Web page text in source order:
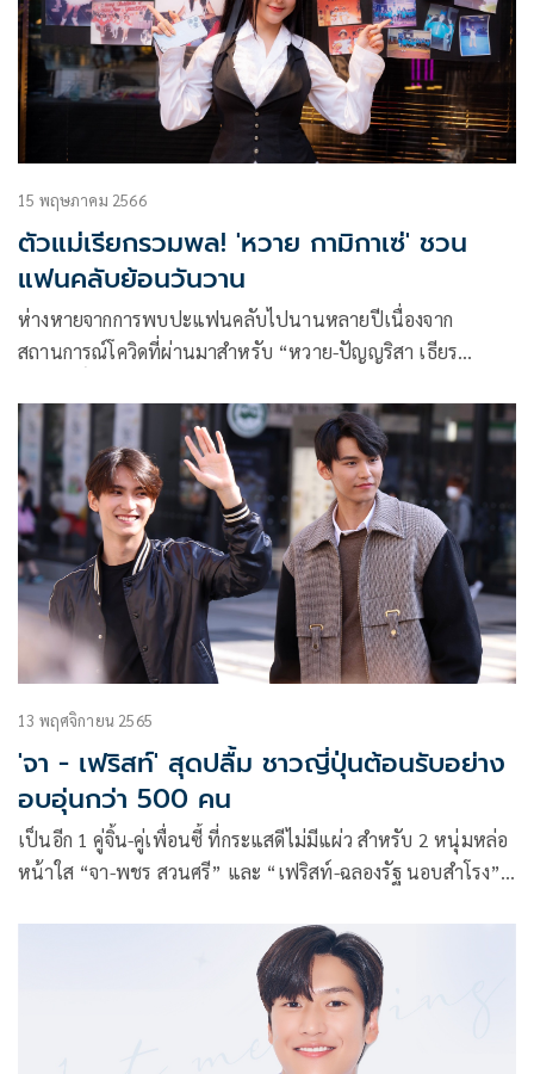
15 พฤษภาคม 2566
ตัวแม่เรียกรวมพล! 'หวาย กามิกาเซ่' ชวน
แฟนคลับย้อนวันวาน
ห่างหายจากการพบปะแฟนคลับไปนานหลายปีเนื่องจาก
สถานการณ์โควิดที่ผ่านมาสำหรับ “หวาย-ปัญญริสา เธียร
ร้องอยากเจอและอยากใกล้ชิดให้มากขึ้นเพื่อให้หายคิดถึง งานนี้
“หวาย” จึงตัดสินใจจัดงานแฟนมีตติ้งแสนอบอุ่นสุดเอ็กซ์คลูซีฟ
เพื่อแฟน ๆ ใช้ชื่อว่า “Waii 2k Fan Meet” ณ Waterside
resort restaurant
13 พฤศจิกายน 2565
'จา - เฟริสท์' สุดปลื้ม ชาวญี่ปุ่นต้อนรับอย่าง
อบอุ่นกว่า 500 คน
เป็นอีก 1 คู่จิ้น-คู่เพื่อนซี้ ที่กระแสดีไม่มีแผ่ว สำหรับ 2 หนุ่มหล่อ
หน้าใส “จา-พชร สวนศรี” และ “เฟริสท์-ฉลองรัฐ นอบสำโรง”
ร้องมากมากมายว่าอยากมีโอกาสได้เจอกับตัวจริง 2 หนุ่มสักครั้ง
ซึ่งเมื่อไปถึง แฟน ๆ ชาวญี่ปุ่นให้การตอบรับดีมาก Project LED
บริเวณย่าน Ikebukuro เพื่อต้อนรับการมาของ 2 หนุ่ม จา – เฟริ